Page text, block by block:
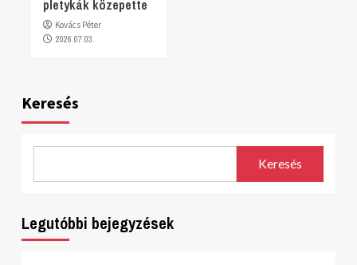
pletykák közepette
Kovács Péter
2026.07.03.
Keresés
Keresés
Legutóbbi bejegyzések